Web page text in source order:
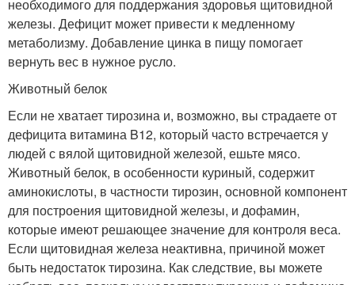
необходимого для поддержания здоровья щитовидной
железы. Дефицит может привести к медленному
метаболизму. Добавление цинка в пищу помогает
вернуть вес в нужное русло.
Животный белок
Если не хватает тирозина и, возможно, вы страдаете от
дефицита витамина B12, который часто встречается у
людей с вялой щитовидной железой, ешьте мясо.
Животный белок, в особенности куриный, содержит
аминокислоты, в частности тирозин, основной компонент
для построения щитовидной железы, и дофамин,
которые имеют решающее значение для контроля веса.
Если щитовидная железа неактивна, причиной может
быть недостаток тирозина. Как следствие, вы можете